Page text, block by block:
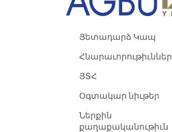
Յետադարձ Կապ
Հնարաւորութիւններ
ՅՏՀ
Օգտակար նիւթեր
Ներքին
քաղաքականութիւն